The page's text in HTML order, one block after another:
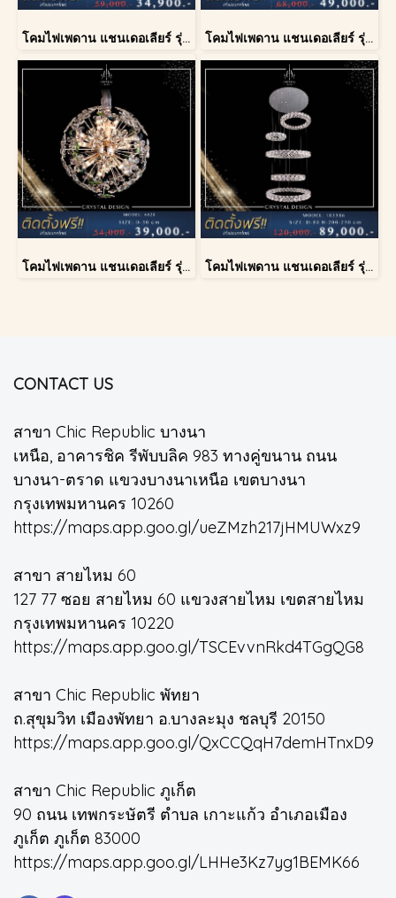
โคมไฟเพดาน แชนเดอเลียร์ รุ่น 1227 โคมไฟเพดาน แชนเดอเลียร์ รุ่น A028-D60
โคมไฟเพดาน แชนเดอเลียร์ รุ่น A028-D40 โคมไฟเพดาน แชนเดอเลียร์ รุ่น 183586
CONTACT US
สาขา Chic Republic บางนา
เหนือ, อาคารชิค รีพับบลิค 983 ทางคู่ขนาน ถนน
บางนา-ตราด แขวงบางนาเหนือ เขตบางนา
กรุงเทพมหานคร 10260
https://maps.app.goo.gl/ueZMzh217jHMUWxz9
สาขา สายไหม 60
127 77 ซอย สายไหม 60 แขวงสายไหม เขตสายไหม
กรุงเทพมหานคร 10220
https://maps.app.goo.gl/TSCEvvnRkd4TGgQG8
สาขา Chic Republic พัทยา
ถ.สุขุมวิท เมืองพัทยา อ.บางละมุง ชลบุรี 20150
https://maps.app.goo.gl/QxCCQqH7demHTnxD9
สาขา Chic Republic ภูเก็ต
90 ถนน เทพกระษัตรี ตำบล เกาะแก้ว อำเภอเมือง
ภูเก็ต ภูเก็ต 83000
https://maps.app.goo.gl/LHHe3Kz7yg1BEMK66